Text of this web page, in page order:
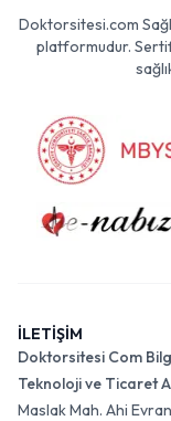
Doktorsitesi.com
platformudur.
İLETİŞİM
Doktorsitesi Com
Teknoloji ve Ticaret
Maslak Mah. Ahi